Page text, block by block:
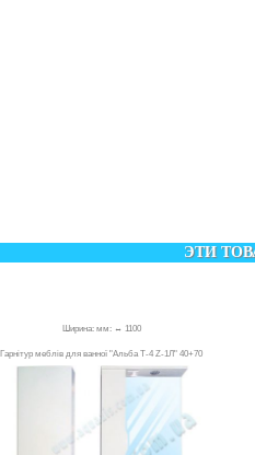
ЭТИ
Ширина: мм: ↔ 1100
Гарнітур меблів для ванної "Альба Т-4 Z-1Л" 40+70